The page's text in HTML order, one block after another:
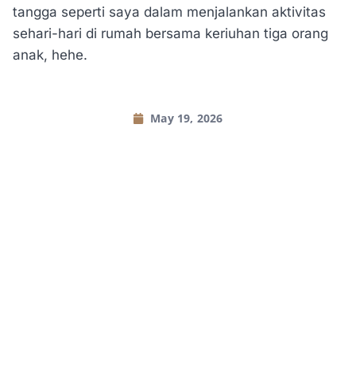
tangga seperti saya dalam menjalankan aktivitas
sehari-hari di rumah bersama keriuhan tiga orang
anak, hehe.
May 19, 2026